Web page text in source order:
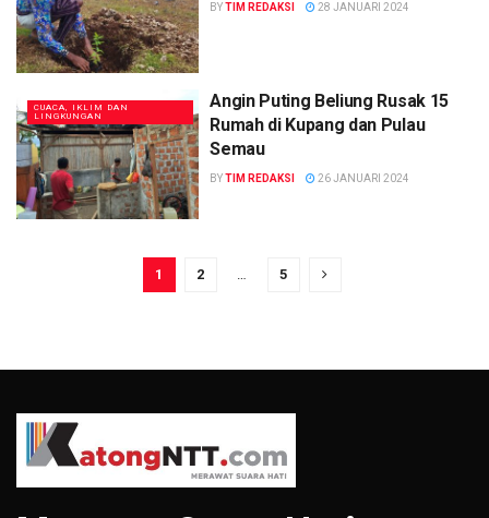
BYTIM REDAKSI 28 JANUARI 2024
CUACA, IKLIM DAN
LINGKUNGAN
Angin Puting Beliung Rusak 15
Rumah di Kupang dan Pulau
Semau
BYTIM REDAKSI 26 JANUARI 2024
1 2 … 5